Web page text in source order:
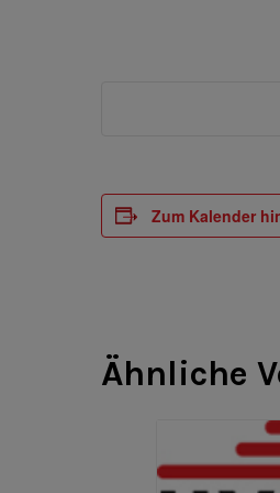
Zum Kalender
Ähnliche